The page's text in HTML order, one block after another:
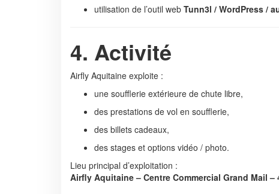
utilisation de l’outil web Tunn3l / WordPress /
4. Activité
Airfly Aquitaine exploite :
une soufflerie extérieure de chute libre,
des prestations de vol en soufflerie,
des billets cadeaux,
des stages et options vidéo / photo.
Lieu principal d’exploitation :
Airfly Aquitaine – Centre Commercial Grand Mail –